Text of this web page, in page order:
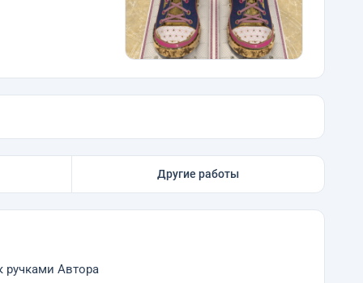
Другие работы
ручками Автора